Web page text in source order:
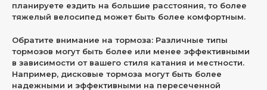
планируете ездить на большие расстояния, то более
тяжелый велосипед может быть более комфортным.
Обратите внимание на тормоза: Различные типы
тормозов могут быть более или менее эффективными
в зависимости от вашего стиля катания и местности.
Например, дисковые тормоза могут быть более
надежными и эффективными на пересеченной